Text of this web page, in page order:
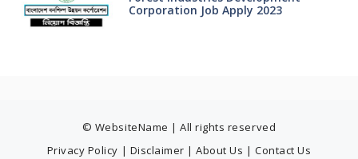
Corporation Job Apply 2023
© WebsiteName | All rights reserved
Privacy Policy | Disclaimer |About Us |Contact Us